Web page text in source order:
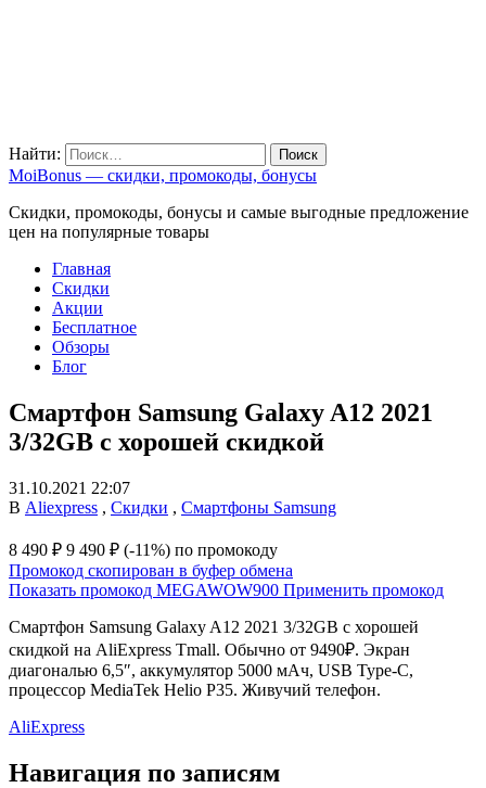
Найти:
MoiBonus — скидки, промокоды, бонусы
Скидки, промокоды, бонусы и самые выгодные предложение
цен на популярные товары
Главная
Скидки
Акции
Бесплатное
Обзоры
Блог
Смартфон Samsung Galaxy A12 2021
3/32GB с хорошей скидкой
31.10.2021 22:07
В Aliexpress , Скидки , Смартфоны Samsung
8 490 ₽ 9 490 ₽ (-11%) по промокоду
Промокод скопирован в буфер обмена
Показать промокод MEGAWOW900 Применить промокод
Смартфон Samsung Galaxy A12 2021 3/32GB с хорошей
скидкой на AliExpress Tmall. Обычно от 9490₽. Экран
диагональю 6,5″, аккумулятор 5000 мАч, USB Type-C,
процессор MediaTek Helio P35. Живучий телефон.
AliExpress
Навигация по записям